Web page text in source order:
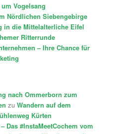
Vogelsang
Nördlichen Siebengebirge
in die Mittelalterliche Eifel
Ritterrunde
– Ihre Chance für
nach Ommerborn zum
zuWandern auf dem
Kürten
Das #InstaMeetCochem vom